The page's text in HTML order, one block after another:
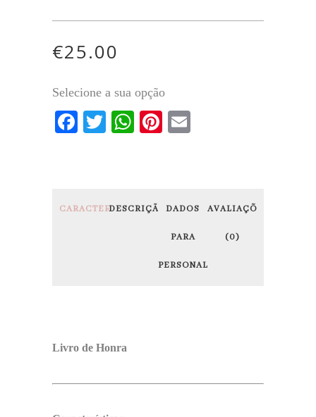
€25.00
Selecione a sua opção
Facebook
Twitter
WhatsApp
Pinterest
CARACTERÍSTICAS
DESCRIÇÃODADOS
PARA
PERSONALIZAÇÃO
AVALIAÇÕES
(0)
Livro de Honra